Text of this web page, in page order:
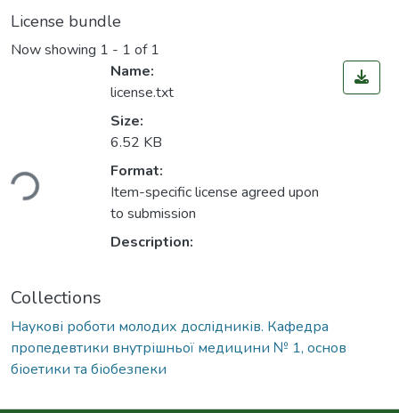
License bundle
Now showing 1 - 1 of 1
Name:
license.txt
Size:
6.52 KB
Format:
Item-specific license agreed upon
to submission
Description:
Collections
Наукові роботи молодих дослідників. Кафедра
пропедевтики внутрішньої медицини № 1, основ
біоетики та біобезпеки